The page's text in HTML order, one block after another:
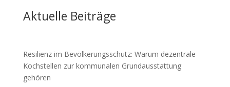
Aktuelle Beiträge
Resilienz im Bevölkerungsschutz: Warum dezentrale
Kochstellen zur kommunalen Grundausstattung
gehören